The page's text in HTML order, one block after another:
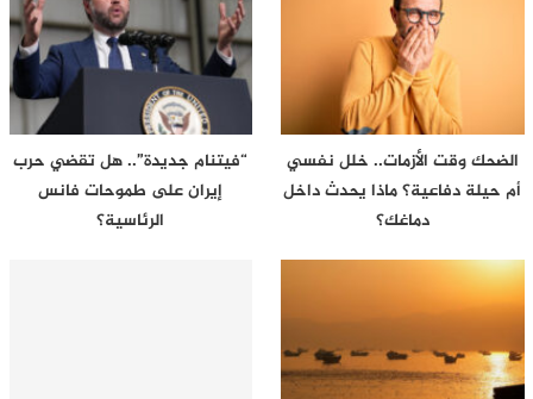
الضحك وقت الأزمات.. خلل نفسي
أم حيلة دفاعية؟ ماذا يحدث داخل
دماغك؟
“فيتنام جديدة”.. هل تقضي حرب
إيران على طموحات فانس
الرئاسية؟